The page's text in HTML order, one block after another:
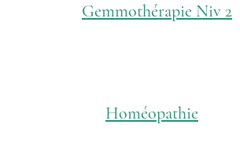
Gemmothérapie Niv 2
Homéopathie